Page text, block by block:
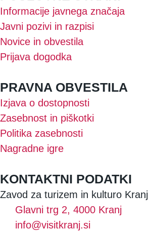
Informacije javnega značaja
Javni pozivi in razpisi
Novice in obvestila
Prijava dogodka
PRAVNA OBVESTILA
Izjava o dostopnosti
Zasebnost in piškotki
Politika zasebnosti
Nagradne igre
KONTAKTNI PODATKI
Zavod za turizem in kulturo Kranj
Glavni trg 2, 4000 Kranj
info@visitkranj.si